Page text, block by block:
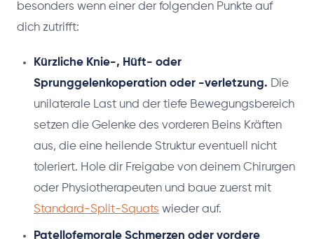
besonders wenn einer der folgenden Punkte auf
dich zutrifft:
Kürzliche Knie-, Hüft- oder
Sprunggelenkoperation oder -verletzung. Die
unilaterale Last und der tiefe Bewegungsbereich
setzen die Gelenke des vorderen Beins Kräften
aus, die eine heilende Struktur eventuell nicht
toleriert. Hole dir Freigabe von deinem Chirurgen
oder Physiotherapeuten und baue zuerst mit
Standard-Split-Squats wieder auf.
Patellofemorale Schmerzen oder vordere